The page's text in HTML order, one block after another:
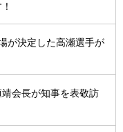
が決定した高瀬選手が
会長が知事を表敬訪